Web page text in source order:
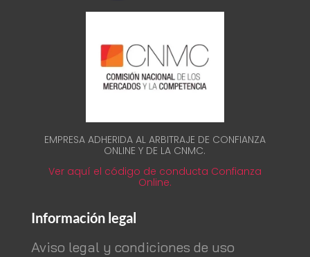
EMPRESA ADHERIDA AL ARBITRAJE DE CONFIANZA
ONLINE Y DE LA CNMC.
Ver aquí el código de conducta Confianza
Online.
Información legal
Aviso legal y condiciones de uso